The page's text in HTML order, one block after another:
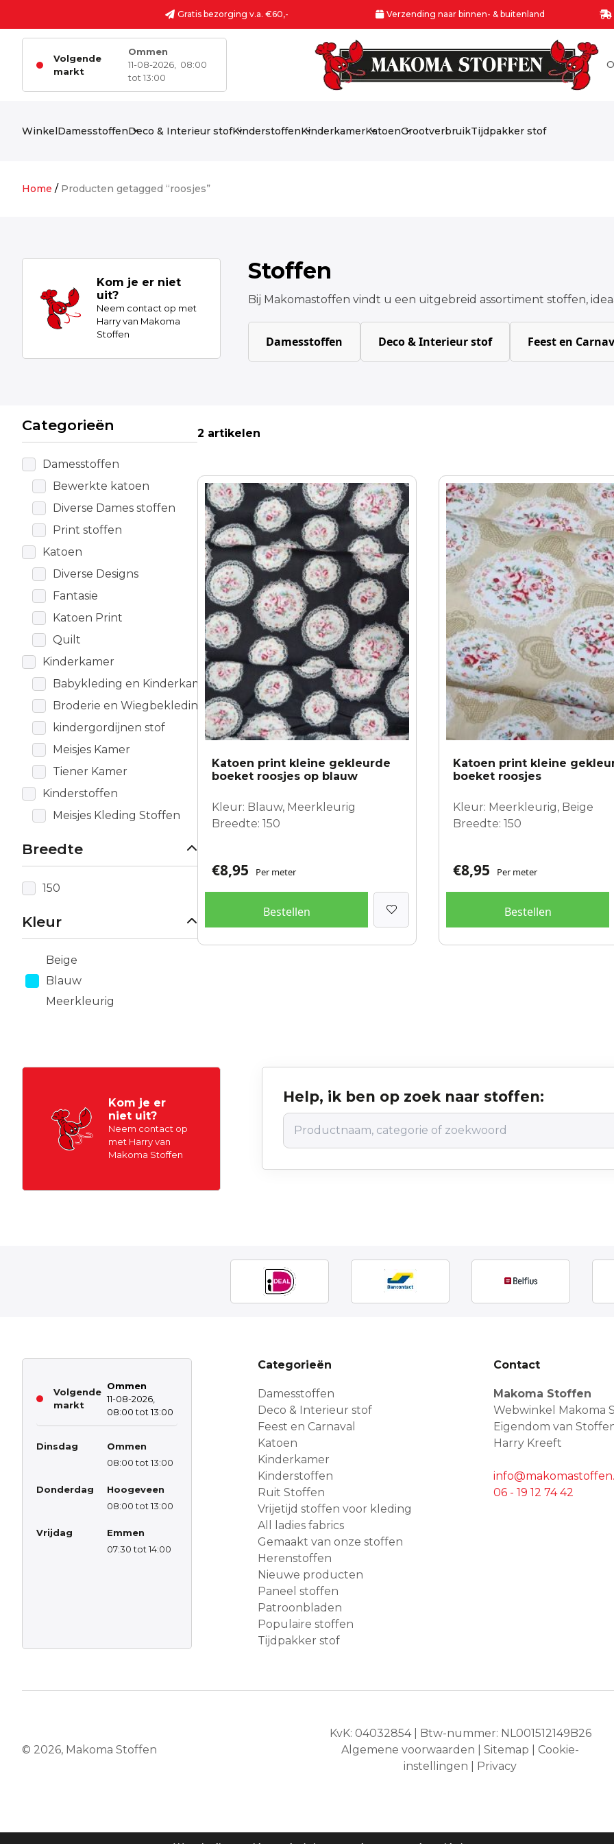
Gratis bezorging v.a. €60,- Verzending naar binnen- & buitenland
Volgende
markt
Ommen
11-08-2026,
08:00
tot 13:00
WinkelDamesstoffenDeco & Interieur stofKinderstoffenKinderkamerKatoenGrootverbruikTijdpakker stof
Home / Producten getagged “roosjes”
Kom je er niet
uit?
Neem contact op met
Harry van Makoma
Stoffen
Stoffen
Bij Makomastoffen vindt u een uitgebreid assortiment stoffen,
Damesstoffen Deco & Interieur stof Feest en
Categorieën
Damesstoffen
Bewerkte katoen
Diverse Dames stoffen
Print stoffen
Katoen
Diverse Designs
Fantasie
Katoen Print
Quilt
Kinderkamer
Babykleding en Kinderkamer
Broderie en Wiegbekleding
kindergordijnen stof
Meisjes Kamer
Tiener Kamer
Kinderstoffen
Meisjes Kleding Stoffen
Breedte
150
Kleur
Beige
Blauw
Meerkleurig
2 artikelen
Katoen print kleine gekleurde
boeket roosjes op blauw
Kleur: Blauw, Meerkleurig
Breedte: 150
€8,95 Per meter
Bestellen
Katoen print kleine
boeket roosjes
Kleur: Meerkleurig, Beige
Breedte: 150
€8,95 Per meter
Bestellen
Kom je er
niet uit?
Neem contact op
met Harry van
Makoma Stoffen
Help, ik ben op zoek naar stoffen:
Volgende
markt
Ommen
11-08-2026,
08:00 tot 13:00
Dinsdag
Ommen
08:00 tot 13:00
Donderdag
Hoogeveen
08:00 tot 13:00
Vrijdag
Emmen
07:30 tot 14:00
Categorieën
Damesstoffen
Deco & Interieur stof
Feest en Carnaval
Katoen
Kinderkamer
Kinderstoffen
Ruit Stoffen
Vrijetijd stoffen voor kleding
All ladies fabrics
Gemaakt van onze stoffen
Herenstoffen
Nieuwe producten
Paneel stoffen
Patroonbladen
Populaire stoffen
Tijdpakker stof
Contact
Makoma Stoffen
Webwinkel Makoma
Eigendom van
Harry Kreeft
06 - 19 12 74 42
© 2026, Makoma Stoffen
KvK: 04032854 | Btw-nummer: NL001512149B26
Algemene voorwaarden |Sitemap
Cookie-
instellingen
Privacy